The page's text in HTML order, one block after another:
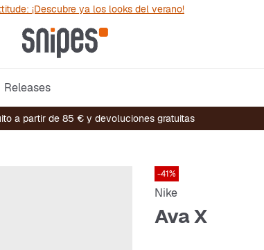
¡Descubre ya los looks del verano!
Releases
a partir de 85 € y devoluciones gratuitas
-41%
Nike
Ava X